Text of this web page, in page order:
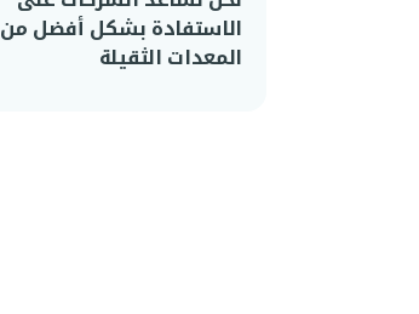
الاستفادة بشكل أفضل من
المعدات الثقيلة